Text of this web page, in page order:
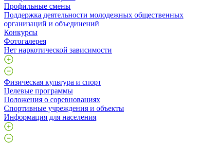
Профильные смены
Поддержка деятельности молодежных общественных
организаций и объединений
Конкурсы
Фотогалерея
Нет наркотической зависимости
Физическая культура и спорт
Целевые программы
Положения о соревнованиях
Спортивные учреждения и объекты
Информация для населения